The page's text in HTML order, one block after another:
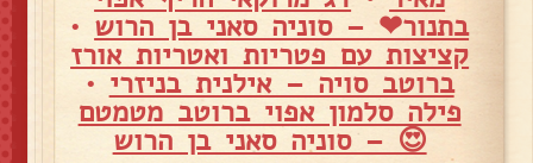
בתנור❤ – סוניה סאני בן הרוש •
קציצות עם פטריות ואטריות אורז
ברוטב סויה – אילנית בניזרי •
פילה סלמון אפוי ברוטב מטמטם
😍 – סוניה סאני בן הרוש